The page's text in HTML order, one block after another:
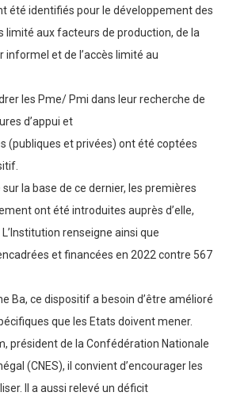
été identifiés pour le développement des
limité aux facteurs de production, de la
informel et de l’accès limité au
les Pme/ Pmi dans leur recherche de
d’appui et
(publiques et privées) ont été coptées
la base de ce dernier, les premières
ont été introduites auprès d’elle,
renseigne ainsi que
et financées en 2022 contre 567
Ba, ce dispositif a besoin d’être amélioré
que les Etats doivent mener.
président de la Confédération Nationale
(CNES), il convient d’encourager les
Il a aussi relevé un déficit